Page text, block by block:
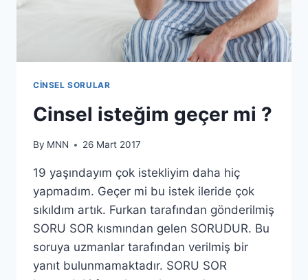
CINSEL SORULAR
Cinsel isteğim geçer mi ?
By MNN 26 Mart 2017
19 yaşındayım çok istekliyim daha hiç
yapmadım. Geçer mi bu istek ileride çok
sıkıldım artık. Furkan tarafından gönderilmiş
SORU SOR kısmından gelen SORUDUR. Bu
soruya uzmanlar tarafından verilmiş bir
yanıt bulunmamaktadır. SORU SOR